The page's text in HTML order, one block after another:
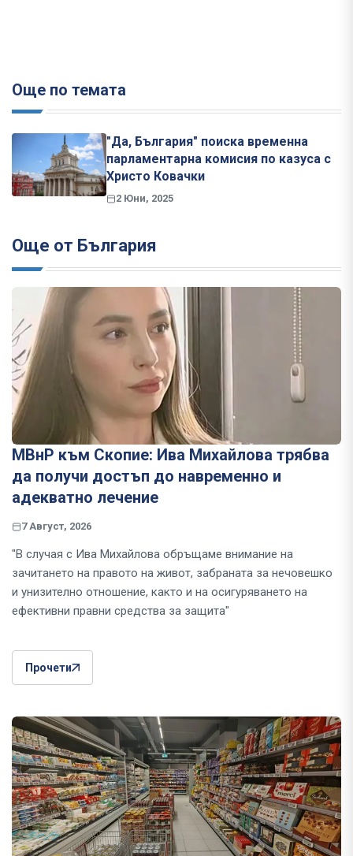
Още по темата
"Да, България" поиска временна
парламентарна комисия по казуса с
Христо Ковачки
2 Юни, 2025
Още от България
МВнР към Скопие: Ива Михайлова трябва
да получи достъп до навременно и
адекватно лечение
7 Август, 2026
"В случая с Ива Михайлова обръщаме внимание на
зачитането на правото на живот, забраната за нечовешко
и унизително отношение, както и на осигуряването на
ефективни правни средства за защита"
Прочети